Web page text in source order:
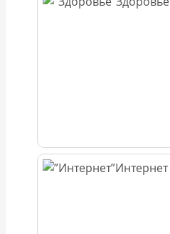
Интернет